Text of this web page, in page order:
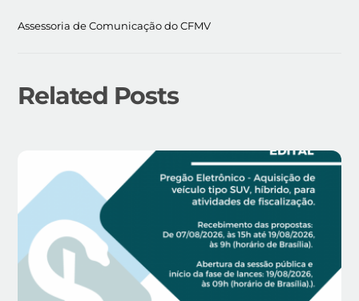
Assessoria de Comunicação do CFMV
Related Posts